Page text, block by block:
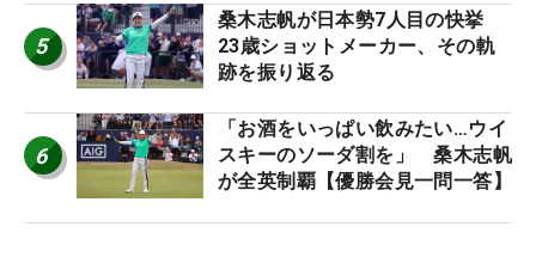
5
桑木志帆が日本勢7人目の快挙
23歳ショットメーカー、その軌
跡を振り返る
6
「お酒をいっぱい飲みたい…ウイ
スキーのソーダ割を」 桑木志帆
が全英制覇【優勝会見一問一答】